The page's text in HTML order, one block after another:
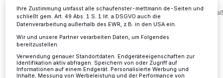
Die Stadt Hochwertige Armbanduhr an der Posener
Hochwertige Armbanduhr an
der Posener Straße gestohlen
Ihre Zustimmung umfasst alle schaufenster-mettmann.de-Seiten und
schließt gem. Art. 49 Abs. 1 S. 1 lit. a DSGVO auch die
Datenverarbeitung außerhalb des EWR, z.B. in den USA ein.
Wir und unsere Partner verarbeiten Daten, um Folgendes
bereitzustellen:
Verwendung genauer Standortdaten. Endgeräteeigenschaften zur
Identifikation aktiv abfragen. Speichern von oder Zugriff auf
Informationen auf einem Endgerät. Personalisierte Werbung und
Inhalte, Messung von Werbeleistung und der Performance von